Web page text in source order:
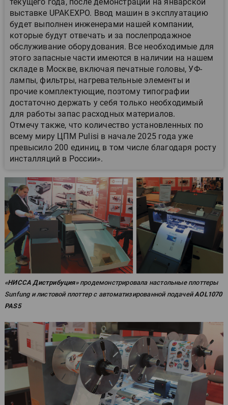
текущего года, после демонстрации на январской
выставке UPAKEXPO. Ввод машин в эксплуатацию
будет выполнен инженерами нашей компании,
которые будут отвечать и за послепродажное
обслуживание оборудования. Все необходимые для
этого запасные части имеются в наличии на нашем
складе в Москве, включая печатные головы, УФ-
лампы, фильтры, нагревательные элементы и
прочие комплектующие, поэтому типографии
достаточно держать у себя только необходимый
для работы запас расходных материалов.
Отмечу также, что количество установленных по
всему миру ЦПМ Pulisi в начале 2025 года уже
превысило 200 единиц, в том числе благодаря росту
инсталляций в России».
«НИССА Дистрибуция»продемонстрировала настольные плоттеры
Sunfung и листовой плоттер с автоматизированной подачейAOL1070
PAS5